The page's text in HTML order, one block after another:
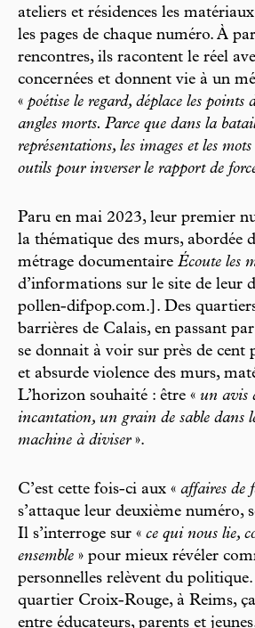
ateliers et résidences les
les pages de chaque numéro. À
rencontres, ils racontent le réel
concernées et donnent vie à un
« poétise le regard, déplace les points
angles morts. Parce que dans la
représentations, les images et les
outils pour inverser le rapport de
Paru en mai 2023, leur premier
la thématique des murs, abordée
métrage documentaire Écoute les
d’informations sur le site de leur
pollen-difpop.com.]. Des
barrières de Calais, en passant
se donnait à voir sur près de cent
et absurde violence des murs,
L’horizon souhaité : être « un avis
incantation, un grain de sable dans
machine à diviser».
C’est cette fois-ci aux « affaires de
s’attaque leur deuxième numéro,
Il s’interroge sur « ce qui nous lie,
ensemble » pour mieux révéler
personnelles relèvent du
quartier Croix-Rouge, à Reims,
entre éducateurs, parents et